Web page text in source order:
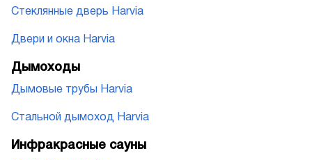
Стеклянные дверь Harvia
Двери и окна Harvia
Дымоходы
Дымовые трубы Harvia
Стальной дымоход Harvia
Инфракрасные сауны